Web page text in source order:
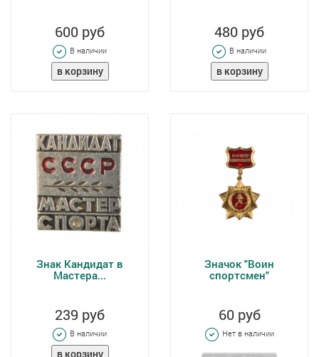
600 руб
В наличии
480 руб
В наличии
Знак Кандидат в
Мастера...
239 руб
В наличии
Значок "Воин
спортсмен"
60 руб
Нет в наличии